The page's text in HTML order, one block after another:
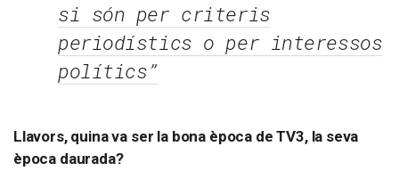
si són per criteris
periodístics o per interessos
polítics”
Llavors, quina va ser la bona època de TV3, la seva
època daurada?